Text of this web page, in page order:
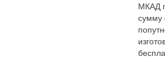
МКАД
сумму